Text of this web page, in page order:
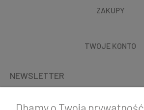
ZAKUPY
TWOJE KONTO
NEWSLETTER